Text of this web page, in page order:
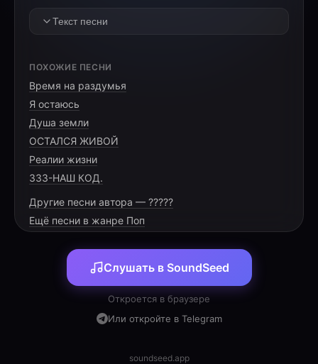
Текст песни
Модарҷон,пазмон шудам, модари ҷонам
Дили пурармонам, модари ҷонам
Қадри шуморо имрузҳо донистам
[PRE-CHORUS]
Шумо ҳам падар, ҳам модар шудед
Барои ман ҷонфидотар шудед
ПОХОЖИЕ ПЕСНИ
Время на раздумья
Я остаюсь
Душа земли
ОСТАЛСЯ ЖИВОЙ
Реалии жизни
333-НАШ КОД.
Другие песни автора — ?????
Ещё песни в жанре Поп
Слушать в SoundSeed
Откроется в браузере
Или откройте в Telegram
soundseed.app